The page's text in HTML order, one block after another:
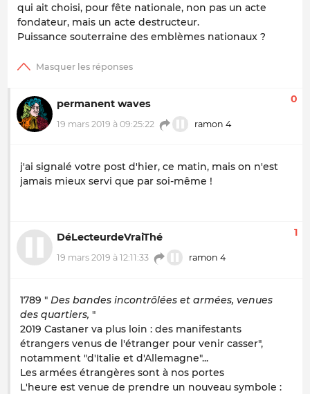
qui ait choisi, pour fête nationale, non pas un acte
fondateur, mais un acte destructeur.
Puissance souterraine des emblèmes nationaux ?
permanent waves
19 mars 2019 à 09:25:22 ramon 4
0
j'ai signalé votre post d'hier, ce matin, mais on n'est
jamais mieux servi que par soi-même !
DéLecteurdeVraiThé
19 mars 2019 à 12:11:33 ramon 4
1
1789 " Des bandes incontrôlées et armées, venues
des quartiers, "
2019 Castaner va plus loin : des manifestants
étrangers venus de l'étranger pour venir casser",
notamment "d'Italie et d'Allemagne"...
Les armées étrangères sont à nos portes
L'heure est venue de prendre un nouveau symbole :